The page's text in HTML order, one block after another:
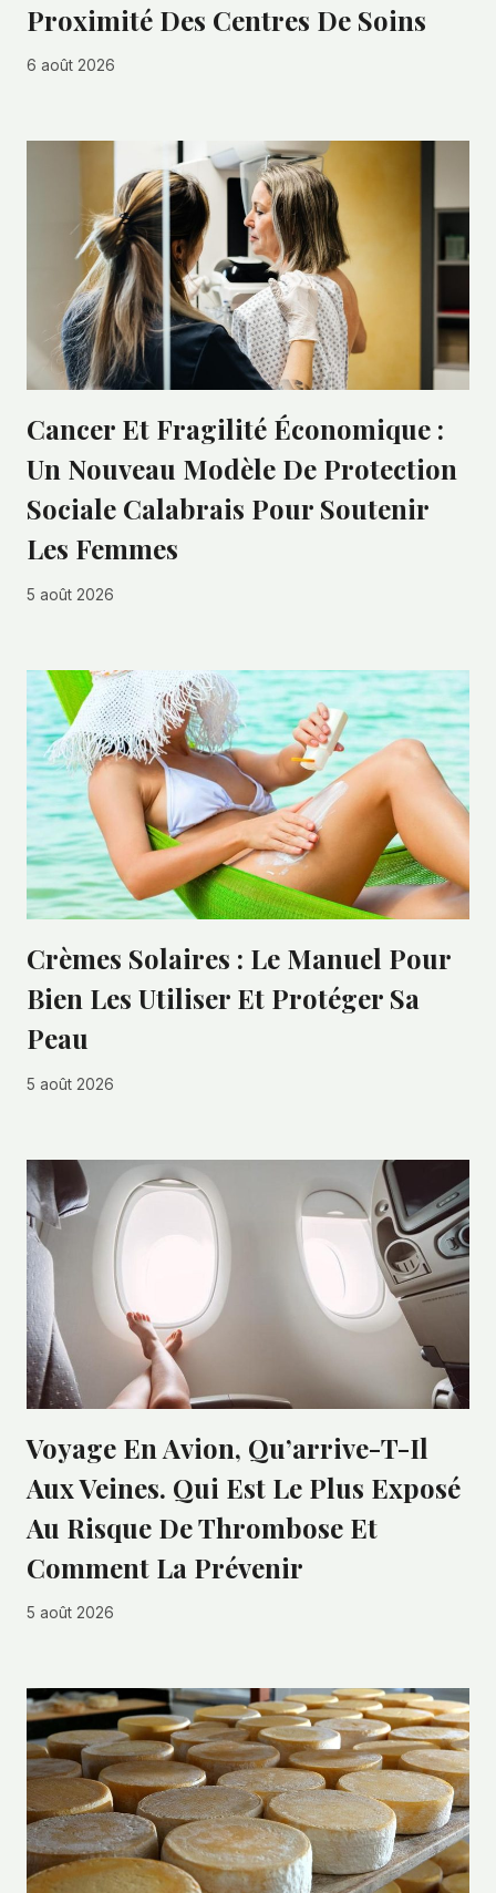
Proximité Des Centres De Soins
6 août 2026
Cancer Et Fragilité Économique :
Un Nouveau Modèle De Protection
Sociale Calabrais Pour Soutenir
Les Femmes
5 août 2026
Crèmes Solaires : Le Manuel Pour
Bien Les Utiliser Et Protéger Sa
Peau
5 août 2026
Voyage En Avion, Qu’arrive-T-Il
Aux Veines. Qui Est Le Plus Exposé
Au Risque De Thrombose Et
Comment La Prévenir
5 août 2026